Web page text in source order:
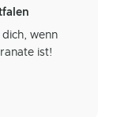
wenn
ist!